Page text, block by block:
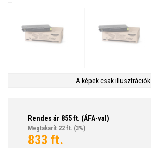
A képek csak illusztrációk.
Rendes ár855ft. (ÁFA-val)
Megtakarít 22 ft. (3%)
833 ft.